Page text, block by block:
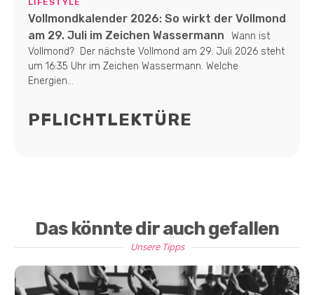
Vollmondkalender 2026: So wirkt der Vollmond
am 29. Juli im Zeichen Wassermann
Wann ist
Vollmond? Der nächste Vollmond am 29. Juli 2026 steht
um 16:35 Uhr im Zeichen Wassermann. Welche
Energien...
PFLICHTLEKTÜRE
Das könnte dir auch gefallen
Unsere Tipps